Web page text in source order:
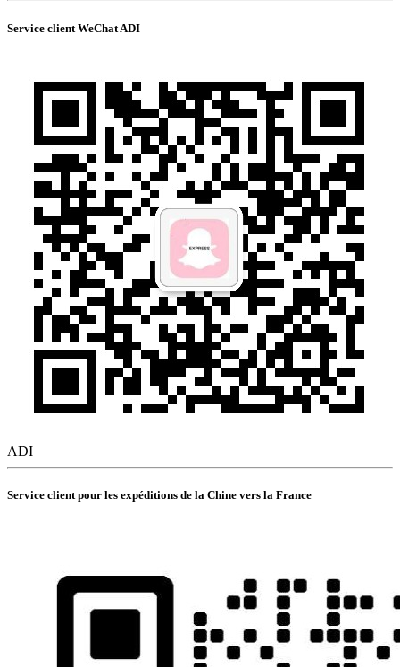
Service client WeChat ADI
ADI
Service client pour les expéditions de la Chine vers la France